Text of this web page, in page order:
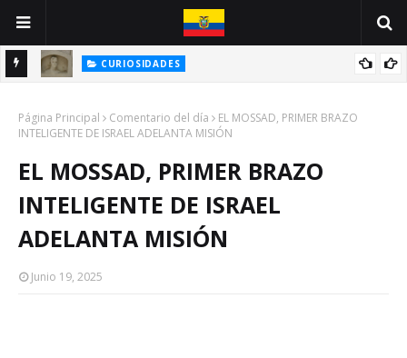
CURIOSIDADES
NEGRA
Página Principal Comentario del día
EL MOSSAD, PRIMER BRAZO
INTELIGENTE DE ISRAEL ADELANTA MISIÓN
EL MOSSAD, PRIMER BRAZO
INTELIGENTE DE ISRAEL
ADELANTA MISIÓN
Junio 19, 2025